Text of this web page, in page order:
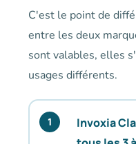
C'est le point de
entre les deux
sont valables, elles
usages différents.
1
Invoxia